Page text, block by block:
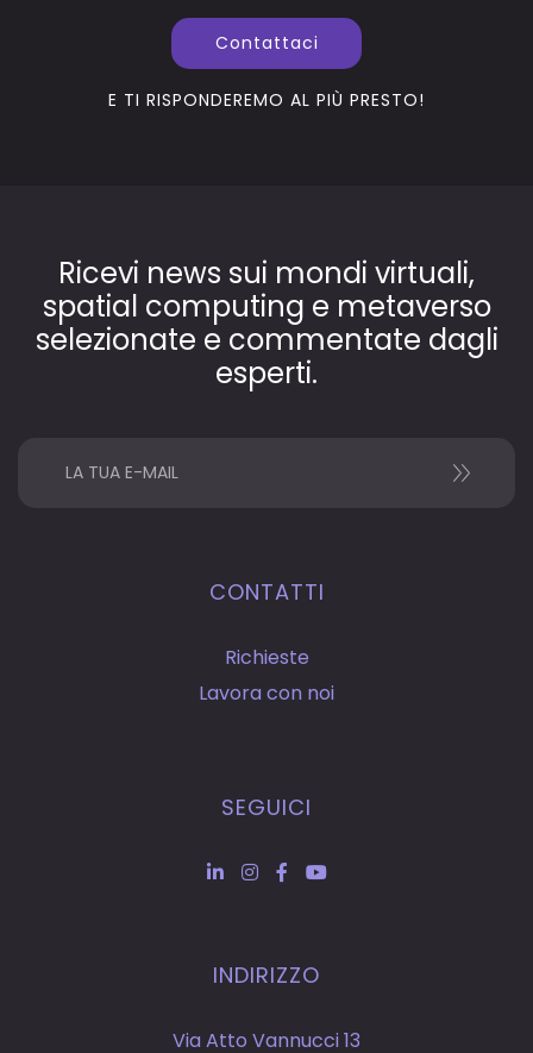
Contattaci
E TI RISPONDEREMO AL PIÙ PRESTO!
Ricevi news sui mondi virtuali,
spatial computing e metaverso
selezionate e commentate dagli
esperti.
CONTATTI
Richieste
Lavora con noi
SEGUICI
INDIRIZZO
Via Atto Vannucci 13